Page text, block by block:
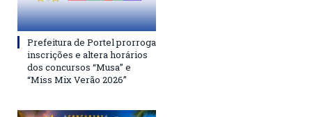
Prefeitura de Portel prorroga
inscrições e altera horários
dos concursos “Musa” e
“Miss Mix Verão 2026”